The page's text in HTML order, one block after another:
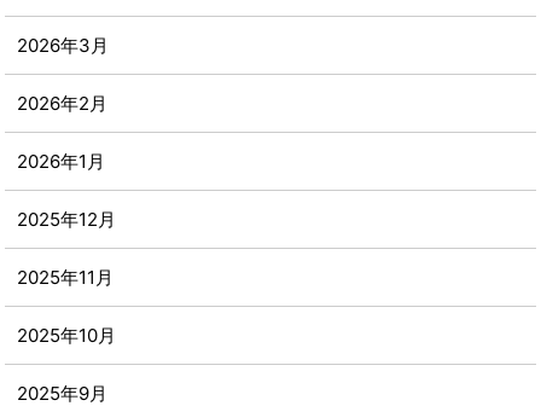
2026年3月
2026年2月
2026年1月
2025年12月
2025年11月
2025年10月
2025年9月